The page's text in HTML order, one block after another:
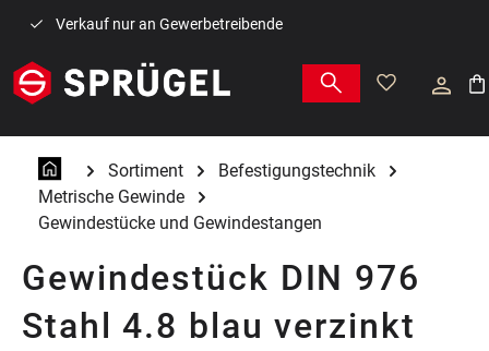
Zum Hauptinhalt springen
Verkauf nur an Gewerbetreibende
Sortiment
Befestigungstechnik
Metrische Gewinde
Gewindestücke und Gewindestangen
Gewindestück DIN 976
Stahl 4.8 blau verzinkt